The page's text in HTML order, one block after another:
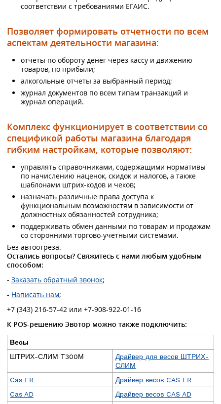
соответствии с требованиями ЕГАИС.
Позволяет формировать отчетности по всем
аспектам деятельности магазина:
отчеты по обороту денег через кассу и движению
товаров, по прибыли;
алкогольные отчеты за выбранный период;
журнал документов по всем типам транзакций и
журнал операций.
Комплекс функционирует в соответствии со
спецификой работы магазина благодаря
гибким настройкам, которые позволяют:
управлять справочниками, содержащими нормативы
по начислению наценок, скидок и налогов, а также
шаблонами штрих-кодов и чеков;
назначать различные права доступа к
функциональным возможностям в зависимости от
должностных обязанностей сотрудника;
поддерживать обмен данными по товарам и продажам
со сторонними торгово-учетными системами.
Без автоотреза.
Остались вопросы? Свяжитесь с нами любым удобным
способом:
- Заказать обратный звонок;
- Написать нам;
+7 (343) 216-57-42 или +7-908-922-01-16
К POS-решению Эвотор можно также подключить:
Весы
ШТРИХ-СЛИМ Т300М
Драйвер для весов ШТРИХ-
СЛИМ
Cas ER
Драйвер весов CAS ER
Cas AD
Драйвер весов CAS AD